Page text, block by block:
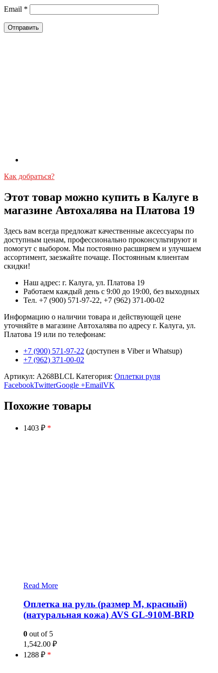
Email *
Как добраться?
Этот товар можно купить в Калуге в
магазине Автохалява на Платова 19
Здесь вам всегда предложат качественные аксессуары по
доступным ценам, профессионально проконсультируют и
помогут с выбором. Мы постоянно расширяем и улучшаем
ассортимент, заезжайте почаще. Постоянным клиентам
скидки!
Наш адрес: г. Калуга, ул. Платова 19
Работаем каждый день с 9:00 до 19:00, без выходных
Тел. +7 (900) 571-97-22, +7 (962) 371-00-02
Информацию о наличии товара и действующей цене
уточняйте в магазине Автохалява по адресу г. Калуга, ул.
Платова 19 или по телефонам:
+7 (900) 571-97-22 (доступен в Viber и Whatsup)
+7 (962) 371-00-02
Артикул: A268BLCL Категория: Оплетки руля
FacebookTwitterGoogle +EmailVK
Похожие товары
1403 ₽ *
Read More
Оплетка на руль (размер M, красный)
(натуральная кожа) AVS GL-910M-BRD
0 out of 5
1,542.00 ₽
1288 ₽ *